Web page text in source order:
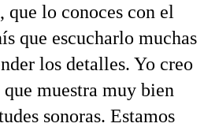
que lo conoces con el
que escucharlo muchas
los detalles. Yo creo
muestra muy bien
sonoras. Estamos